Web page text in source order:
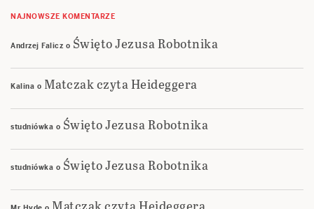
NAJNOWSZE KOMENTARZE
Andrzej Falicz o Święto Jezusa Robotnika
Kalina o Matczak czyta Heideggera
studniówka o Święto Jezusa Robotnika
studniówka o Święto Jezusa Robotnika
Matczak czyta Heideggera